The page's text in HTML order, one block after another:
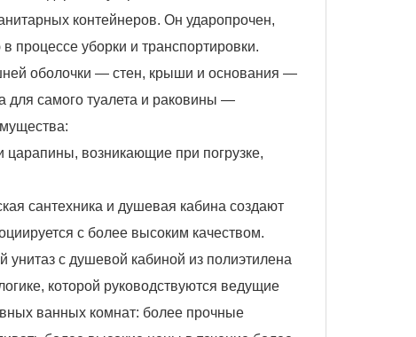
контейнеров. Он ударопрочен,
процессе уборки и транспортировки.
оболочки — стен, крыши и основания —
для самого туалета и раковины —
возникающие при погрузке,
сантехника и душевая кабина создают
с более высоким качеством.
с душевой кабиной из полиэтилена
которой руководствуются ведущие
ванных комнат: более прочные